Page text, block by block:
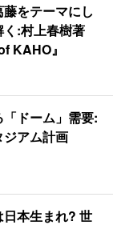
藤をテーマにし
:村上春樹著
KAHO』
ドーム」需要:
アム計画
日本生まれ? 世